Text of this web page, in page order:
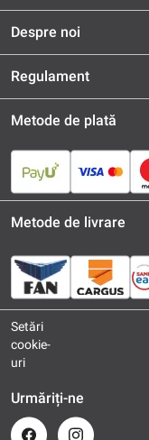
Despre noi
Regulament
Metode de plată
Metode de livrare
Setări
cookie-
uri
Urmăriți-ne